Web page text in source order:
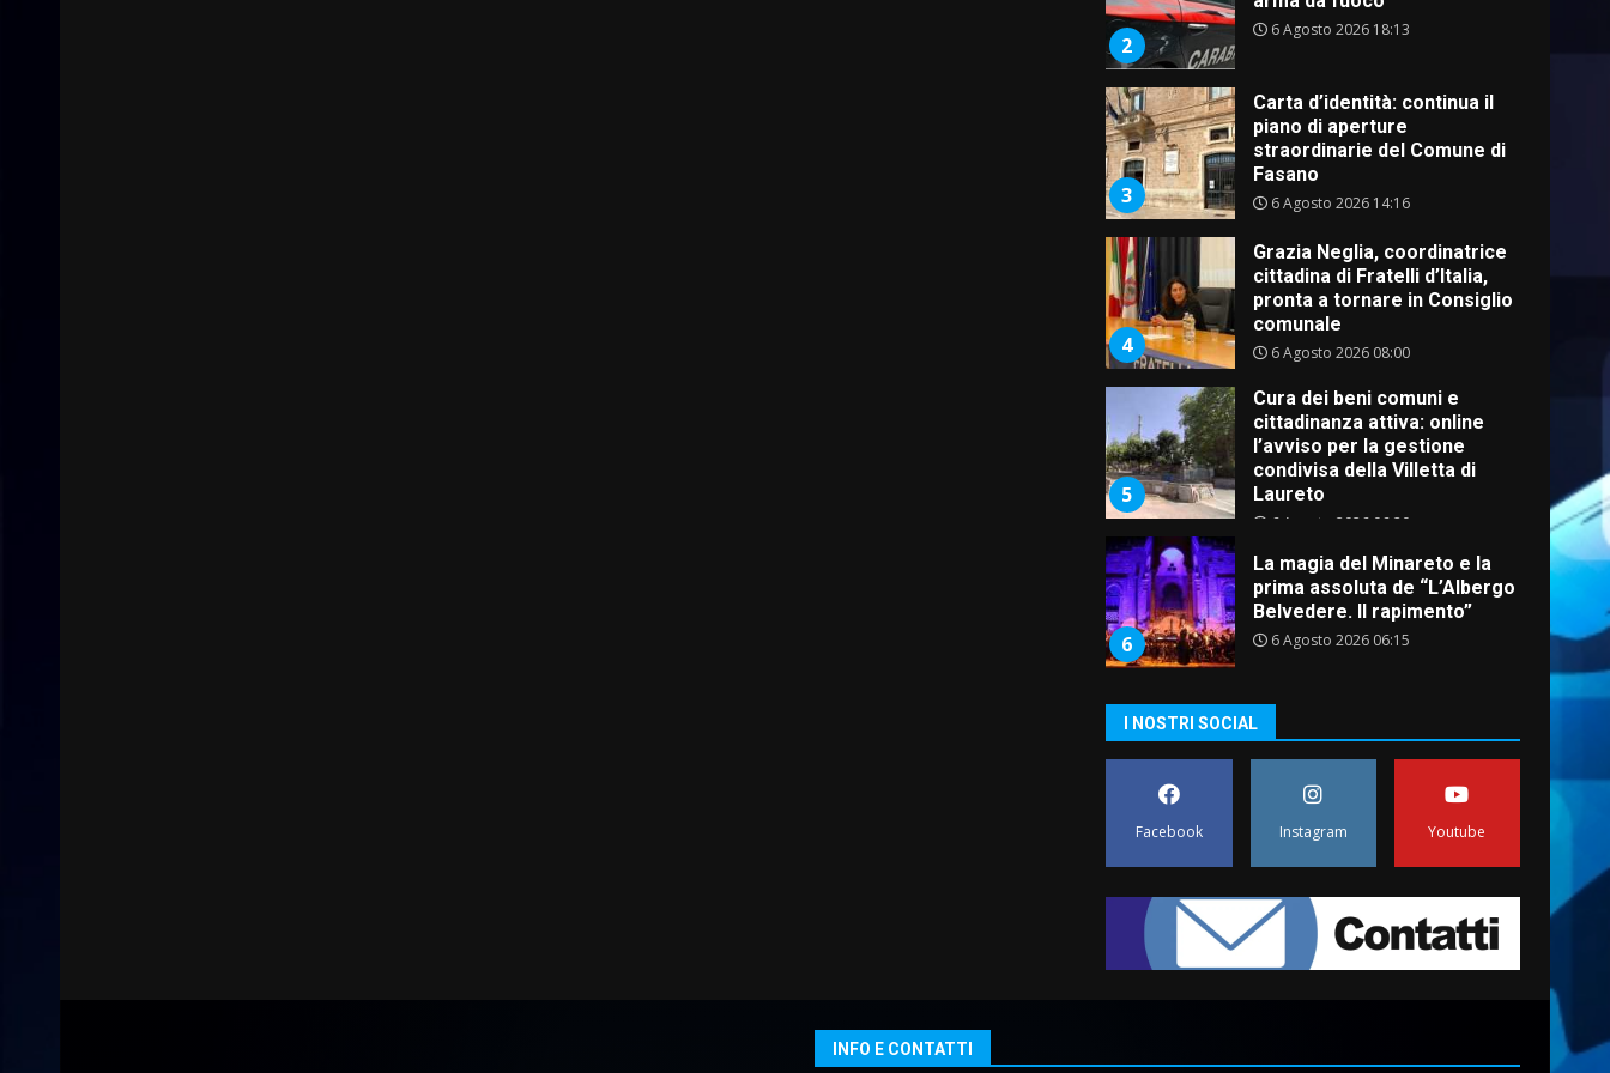
2
6 Agosto 2026 18:13
3
Carta d’identità: continua il
piano di aperture
straordinarie del Comune di
Fasano
6 Agosto 2026 14:16
4
Grazia Neglia, coordinatrice
cittadina di Fratelli d’Italia,
pronta a tornare in Consiglio
comunale
6 Agosto 2026 08:00
5
Cura dei beni comuni e
cittadinanza attiva: online
l’avviso per la gestione
condivisa della Villetta di
Laureto
6 Agosto 2026 06:20
6
La magia del Minareto e la
prima assoluta de “L’Albergo
Belvedere. Il rapimento”
6 Agosto 2026 06:15
Serie D, l’Us Fasano è
esclusione dal campionato di
calcio”
7 Agosto 2026 06:00
I NOSTRI SOCIAL
Facebook Instagram Youtube
INFO E CONTATTI